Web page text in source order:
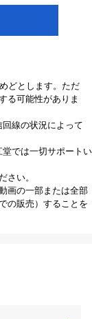
どとします。ただ
る可能性がありま
線の状況によって
堂では一切サポートい
さい。
画の一部または全部
の販売）することを